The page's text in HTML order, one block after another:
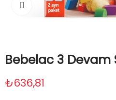
Tıklayın
Bebelac 3 Devam
₺636,81